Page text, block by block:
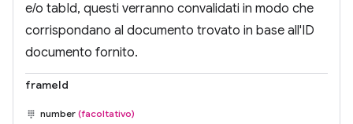
e/o tabId, questi verranno convalidati in modo che
corrispondano al documento trovato in base all'ID
documento fornito.
frameId
number (facoltativo)